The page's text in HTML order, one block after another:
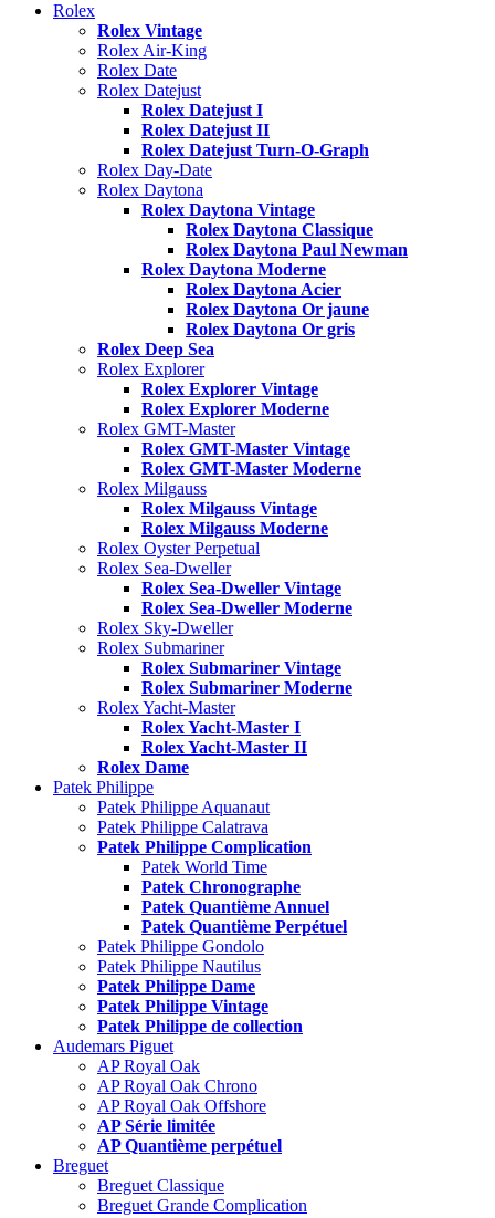
Rolex
Rolex Vintage
Rolex Air-King
Rolex Date
Rolex Datejust
Rolex Datejust I
Rolex Datejust II
Rolex Datejust Turn-O-Graph
Rolex Day-Date
Rolex Daytona
Rolex Daytona Vintage
Rolex Daytona Classique
Rolex Daytona Paul Newman
Rolex Daytona Moderne
Rolex Daytona Acier
Rolex Daytona Or jaune
Rolex Daytona Or gris
Rolex Deep Sea
Rolex Explorer
Rolex Explorer Vintage
Rolex Explorer Moderne
Rolex GMT-Master
Rolex GMT-Master Vintage
Rolex GMT-Master Moderne
Rolex Milgauss
Rolex Milgauss Vintage
Rolex Milgauss Moderne
Rolex Oyster Perpetual
Rolex Sea-Dweller
Rolex Sea-Dweller Vintage
Rolex Sea-Dweller Moderne
Rolex Sky-Dweller
Rolex Submariner
Rolex Submariner Vintage
Rolex Submariner Moderne
Rolex Yacht-Master
Rolex Yacht-Master I
Rolex Yacht-Master II
Rolex Dame
Patek Philippe
Patek Philippe Aquanaut
Patek Philippe Calatrava
Patek Philippe Complication
Patek World Time
Patek Chronographe
Patek Quantième Annuel
Patek Quantième Perpétuel
Patek Philippe Gondolo
Patek Philippe Nautilus
Patek Philippe Dame
Patek Philippe Vintage
Patek Philippe de collection
Audemars Piguet
AP Royal Oak
AP Royal Oak Chrono
AP Royal Oak Offshore
AP Série limitée
AP Quantième perpétuel
Breguet
Breguet Classique
Breguet Grande Complication